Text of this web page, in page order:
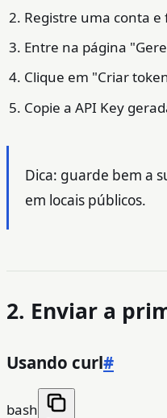
Registre uma conta e
Entre na página
Clique em "Criar
Copie a API Key
Dica: guarde bem a
em locais públicos.
2. Enviar a
Usando curl#
bash